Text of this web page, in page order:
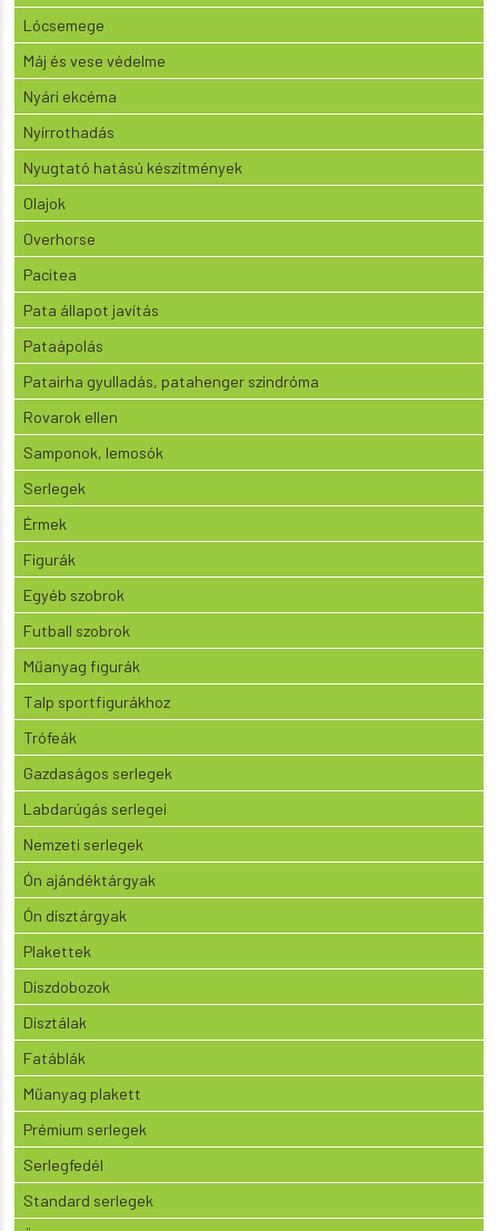
Lócsemege
Máj és vese védelme
Nyári ekcéma
Nyírrothadás
Nyugtató hatású készítmények
Olajok
Overhorse
Pacitea
Pata állapot javítás
Pataápolás
Patairha gyulladás, patahenger szindróma
Rovarok ellen
Samponok, lemosók
Serlegek
Érmek
Figurák
Egyéb szobrok
Futball szobrok
Műanyag figurák
Talp sportfigurákhoz
Trófeák
Gazdaságos serlegek
Labdarúgás serlegei
Nemzeti serlegek
Ón ajándéktárgyak
Ón dísztárgyak
Plakettek
Díszdobozok
Dísztálak
Fatáblák
Műanyag plakett
Prémium serlegek
Serlegfedél
Standard serlegek